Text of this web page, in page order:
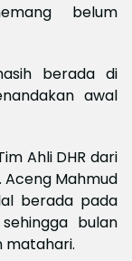
belum
berada di
awal
Ahli DHR dari
Aceng Mahmud
berada pada
bulan
matahari.